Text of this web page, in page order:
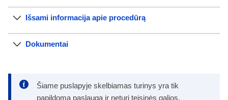
Išsami informacija apie procedūrą
Dokumentai
Šiame puslapyje skelbiamas turinys yra tik
papildoma paslauga ir neturi teisinės galios.